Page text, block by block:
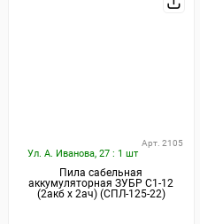
Ул. А. Иванова, 27 : 1 шт
Арт. 2105
Пила сабельная
аккумуляторная ЗУБР С1-12
(2акб x 2ач) (СПЛ-125-22)